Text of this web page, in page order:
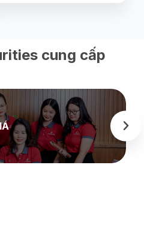
cung cấp